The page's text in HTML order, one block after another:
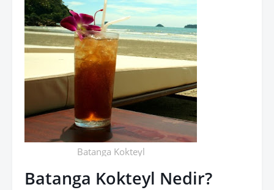
Batanga Kokteyl
Batanga Kokteyl Nedir?